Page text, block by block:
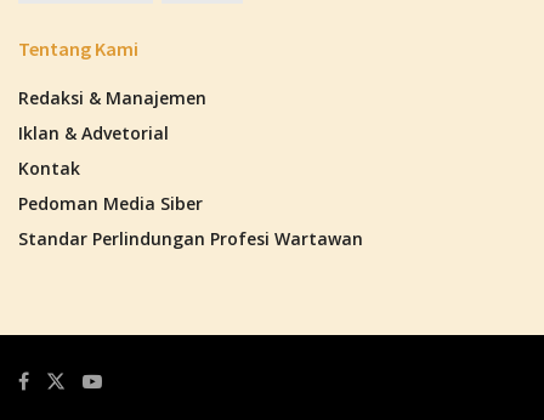
Tentang Kami
Redaksi & Manajemen
Iklan & Advetorial
Kontak
Pedoman Media Siber
Standar Perlindungan Profesi Wartawan